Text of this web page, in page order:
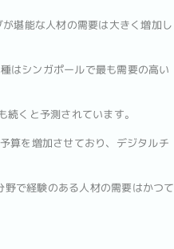
堪能な人材の需要は大きく増加し
はシンガポールで最も需要の高い
くと予測されています。
算を増加させており、デジタルチ
で経験のある人材の需要はかつて